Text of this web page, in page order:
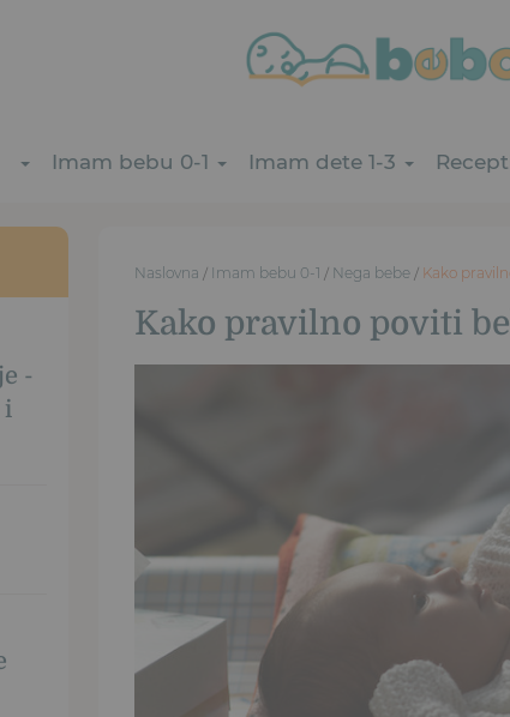
Imam bebu 0-1 Imam dete 1-3
-
i
Naslovna / Imam bebu 0-1 / Nega bebe / Kako
Kako pravilno poviti